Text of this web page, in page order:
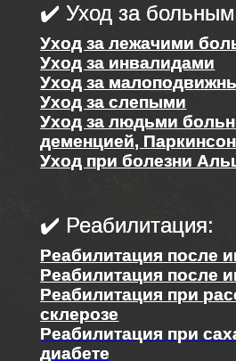
✔️ Уход за
Уход за лежачими
Уход за инвалидами
Уход за
Уход за слепыми
Уход за людьми
деменцией,
Уход при болезни
✔️ Реабилитация:
Реабилитация после
Реабилитация после
Реабилитация при
склерозе
Реабилитация при
диабете